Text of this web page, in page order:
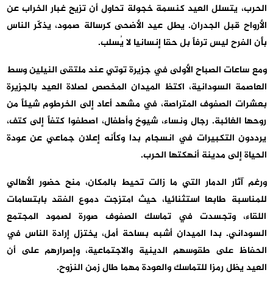
الحرب، يتسلل العيد كنسمة خجولة تحاول أن تزيح غبار الخراب عن
الأرواح قبل الجدران. يطل عيد الأضحى كرسالة صمود، يذكّر الناس
بأن الفرح ليس ترفاً بل حقا إنسانيا لا يُسلب.
ومع ساعات الصباح الأولى في جزيرة توتي عند ملتقى النيلين وسط
العاصمة السودانية، اكتظ الميدان المخصص لصلاة العيد بالجزيرة
بعشرات الصفوف المتراصة، في مشهد أعاد إلى الخرطوم شيئاً من
روحها الغائبة. رجال ونساء، شيوخ وأطفال، اصطفوا كتفاً إلى كتف،
يرددون التكبيرات في انسجام بدا وكأنه إعلان جماعي عن عودة
الحياة إلى مدينة أنهكتها الحرب.
ورغم آثار الدمار التي ما زالت تحيط بالمكان، منح حضور الأهالي
للمناسبة طابعا استثنائيا، حيث امتزجت دموع الفقد بابتسامات
اللقاء، وتجسدت في تماسك الصفوف صورة لصمود المجتمع
السوداني. بدا الميدان أشبه بساحة أمل، يختزل إرادة الناس في
الحفاظ على طقوسهم الدينية والاجتماعية، وإصرارهم على أن
العيد يظل رمزا للتماسك والعودة مهما طال زمن النزوح.